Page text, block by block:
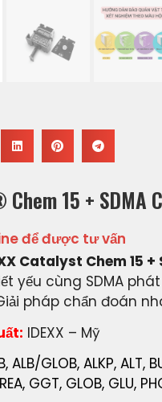
15 + SDMA
để được tư vấn
Catalyst Chem 15 +
yếu cùng SDMA
pháp chẩn đoán
IDEXX – Mỹ
ALB/GLOB, ALKP, ALT,
GGT, GLOB, GLU,